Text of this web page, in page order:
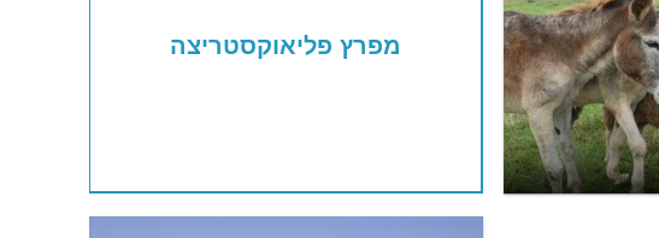
מפרץ פליאוקסטריצה